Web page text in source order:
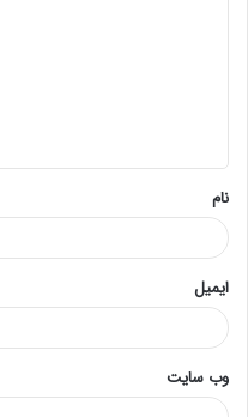
*
نام
ایمیل
وب‌ سایت